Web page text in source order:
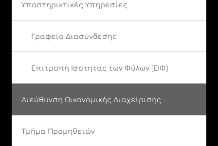
Υποστηρικτικές Υπηρεσίες
Γραφείο Διασύνδεσης
Επιτροπή Ισότητας των Φύλων (ΕΙΦ)
Διεύθυνση Οικονομικής Διαχείρισης
Τμήμα Προμηθειών